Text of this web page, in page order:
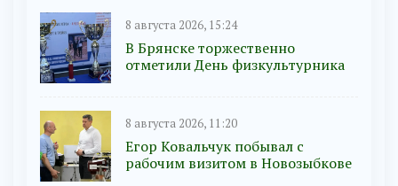
8 августа 2026, 15:24
В Брянске торжественно
отметили День физкультурника
8 августа 2026, 11:20
Егор Ковальчук побывал с
рабочим визитом в Новозыбкове